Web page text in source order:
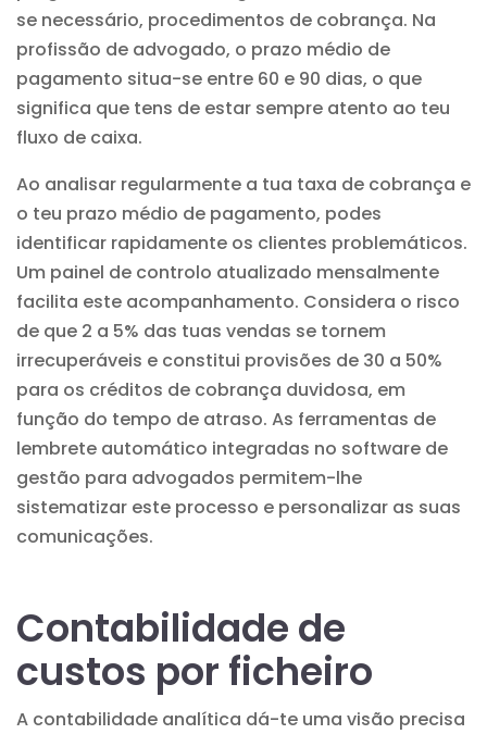
se necessário, procedimentos de cobrança. Na
profissão de advogado, o prazo médio de
pagamento situa-se entre 60 e 90 dias, o que
significa que tens de estar sempre atento ao teu
fluxo de caixa.
Ao analisar regularmente a tua taxa de cobrança e
o teu prazo médio de pagamento, podes
identificar rapidamente os clientes problemáticos.
Um painel de controlo atualizado mensalmente
facilita este acompanhamento. Considera o risco
de que 2 a 5% das tuas vendas se tornem
irrecuperáveis e constitui provisões de 30 a 50%
para os créditos de cobrança duvidosa, em
função do tempo de atraso. As ferramentas de
lembrete automático integradas no software de
gestão para advogados permitem-lhe
sistematizar este processo e personalizar as suas
comunicações.
Contabilidade de
custos por ficheiro
A contabilidade analítica dá-te uma visão precisa